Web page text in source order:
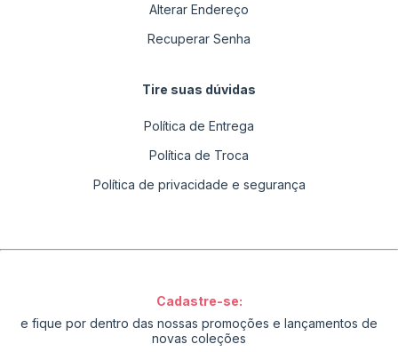
Alterar Endereço
Recuperar Senha
Tire suas dúvidas
Política de Entrega
Política de Troca
Política de privacidade e segurança
Cadastre-se:
e fique por dentro das nossas promoções e lançamentos de
novas coleções